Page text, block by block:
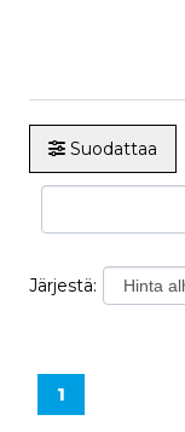
Suodattaa
Järjestä:
1